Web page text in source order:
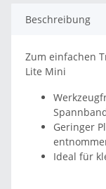
Beschreibung
Zum einfachen
Lite Mini
Geringer
Ideal für